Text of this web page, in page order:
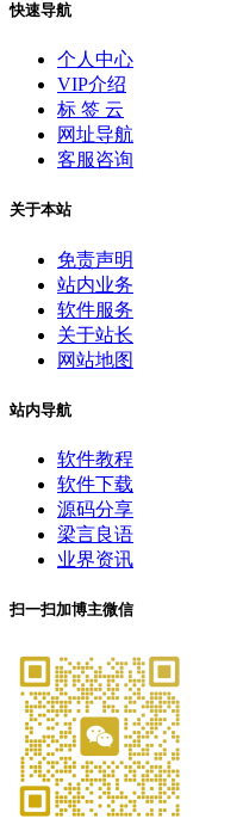
快速导航
个人中心
VIP介绍
标 签 云
网址导航
客服咨询
关于本站
免责声明
站内业务
软件服务
关于站长
网站地图
站内导航
软件教程
软件下载
源码分享
梁言良语
业界资讯
扫一扫加博主微信